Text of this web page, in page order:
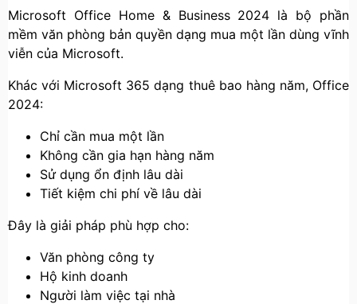
Microsoft Office Home & Business 2024 là bộ phần
mềm văn phòng bản quyền dạng mua một lần dùng vĩnh
viễn của Microsoft.
Khác với Microsoft 365 dạng thuê bao hàng năm, Office
2024:
Chỉ cần mua một lần
Không cần gia hạn hàng năm
Sử dụng ổn định lâu dài
Tiết kiệm chi phí về lâu dài
Đây là giải pháp phù hợp cho:
Văn phòng công ty
Hộ kinh doanh
Người làm việc tại nhà